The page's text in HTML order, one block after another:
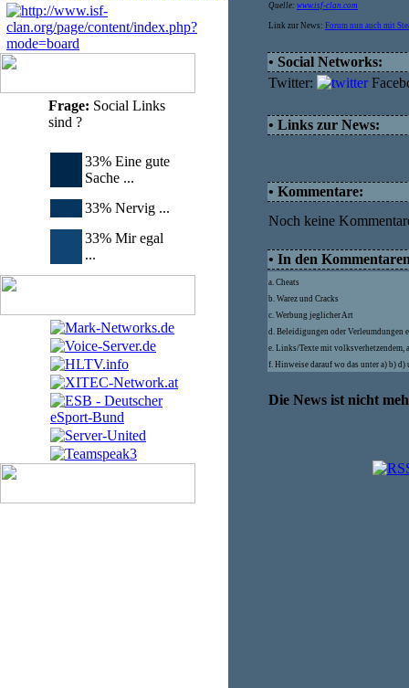
Frage: Social Links
sind ?
33% Eine gute
Sache ...
33% Nervig ...
33% Mir egal
...
Quelle: www.isf-clan.com
Link zur News: Forum nun auch mit
• Social Networks:
Twitter:
• Links zur News:
• Kommentare:
Noch keine
• In den
a. Cheats
b. Warez und Cracks
c. Werbung jeglicher Art
d. Beleidigungen oder Verleumdungen
e. Links/Texte mit volksverhetzendem,
f. Hinweise darauf wo das unter a) b)
Die News ist nicht